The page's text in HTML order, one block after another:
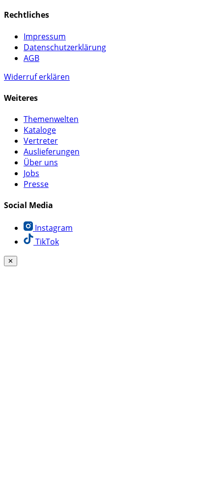
Rechtliches
Impressum
Datenschutzerklärung
AGB
Widerruf erklären
Weiteres
Themenwelten
Kataloge
Vertreter
Auslieferungen
Über uns
Jobs
Presse
Social Media
Instagram
TikTok
✕